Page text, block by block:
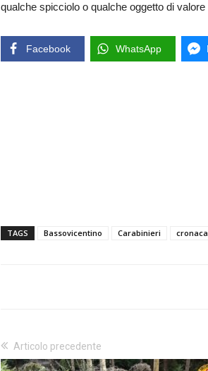
qualche spicciolo o qualche oggetto di valore
Facebook WhatsApp
TAGS Bassovicentino Carabinieri
Articolo precedente